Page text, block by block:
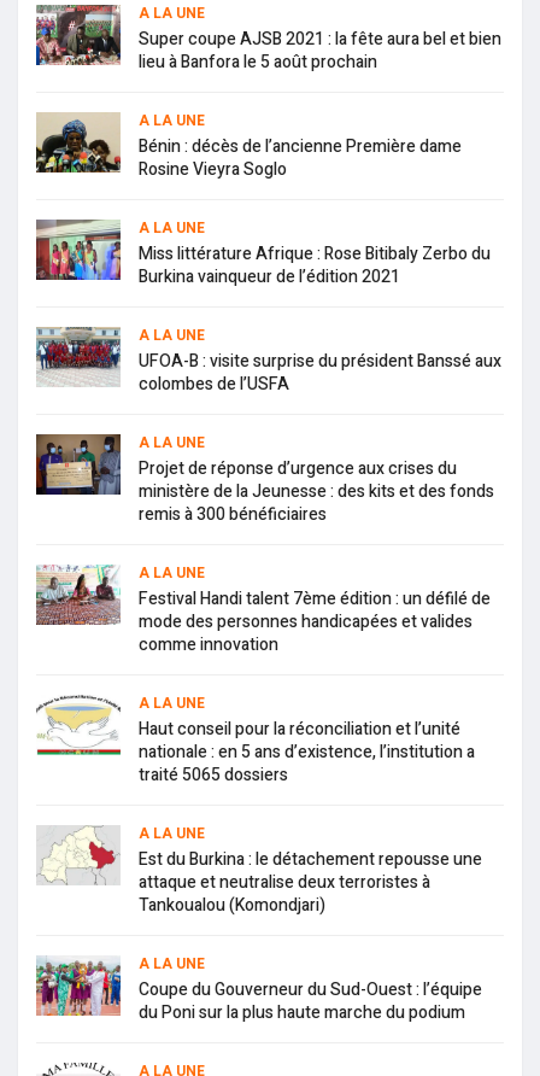
A LA UNE
Super coupe AJSB 2021 : la fête aura bel et bien
lieu à Banfora le 5 août prochain
A LA UNE
Bénin : décès de l’ancienne Première dame
Rosine Vieyra Soglo
A LA UNE
Miss littérature Afrique : Rose Bitibaly Zerbo du
Burkina vainqueur de l’édition 2021
A LA UNE
UFOA-B : visite surprise du président Banssé aux
colombes de l’USFA
A LA UNE
Projet de réponse d’urgence aux crises du
ministère de la Jeunesse : des kits et des fonds
remis à 300 bénéficiaires
A LA UNE
Festival Handi talent 7ème édition : un défilé de
mode des personnes handicapées et valides
comme innovation
A LA UNE
Haut conseil pour la réconciliation et l’unité
nationale : en 5 ans d’existence, l’institution a
traité 5065 dossiers
A LA UNE
Est du Burkina : le détachement repousse une
attaque et neutralise deux terroristes à
Tankoualou (Komondjari)
A LA UNE
Coupe du Gouverneur du Sud-Ouest : l’équipe
du Poni sur la plus haute marche du podium
A LA UNE